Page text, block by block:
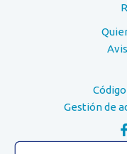
Gestión de